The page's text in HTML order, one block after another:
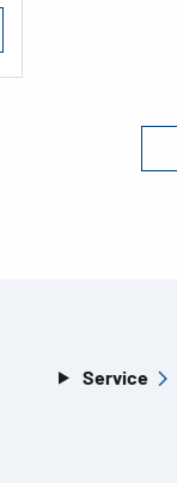
Service